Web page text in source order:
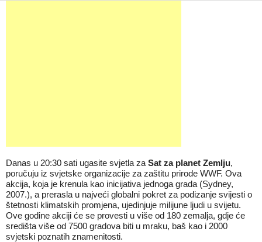
Danas u 20:30 sati ugasite svjetla za Sat za planet Zemlju,
poručuju iz svjetske organizacije za zaštitu prirode WWF. Ova
akcija, koja je krenula kao inicijativa jednoga grada (Sydney,
2007.), a prerasla u najveći globalni pokret za podizanje svijesti o
štetnosti klimatskih promjena, ujedinjuje milijune ljudi u svijetu.
Ove godine akciji će se provesti u više od 180 zemalja, gdje će
središta više od 7500 gradova biti u mraku, baš kao i 2000
svjetski poznatih znamenitosti.